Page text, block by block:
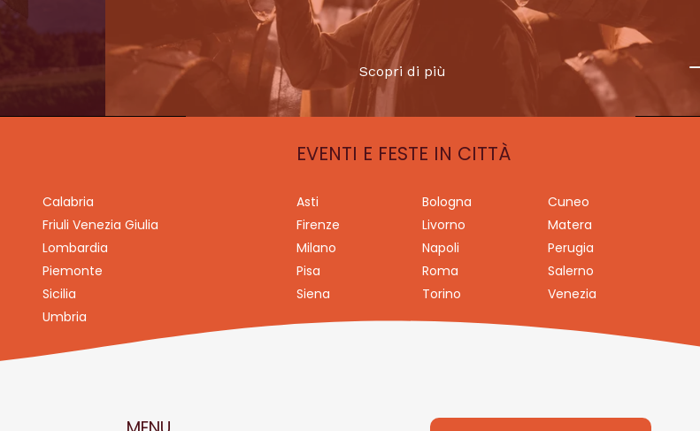
Scopri di più
Calabria
Friuli Venezia Giulia
Lombardia
Piemonte
Sicilia
Umbria
EVENTI E FESTE IN CITTÀ
Asti Bologna
Cuneo
Firenze
Livorno
Matera
Milano
Napoli
Perugia
Pisa
Roma
Salerno
Siena
Torino Venezia